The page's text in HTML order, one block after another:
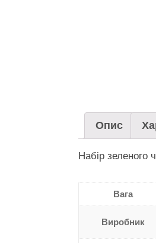
Опис
Набір зеленого
Вага
Виробник